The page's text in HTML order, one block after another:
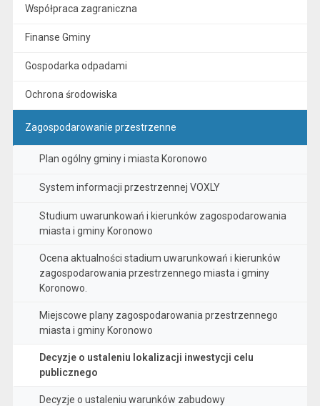
Współpraca zagraniczna
Finanse Gminy
Gospodarka odpadami
Ochrona środowiska
Zagospodarowanie przestrzenne
Plan ogólny gminy i miasta Koronowo
System informacji przestrzennej VOXLY
Studium uwarunkowań i kierunków zagospodarowania
miasta i gminy Koronowo
Ocena aktualności stadium uwarunkowań i kierunków
zagospodarowania przestrzennego miasta i gminy
Koronowo.
Miejscowe plany zagospodarowania przestrzennego
miasta i gminy Koronowo
Decyzje o ustaleniu lokalizacji inwestycji celu
publicznego
Decyzje o ustaleniu warunków zabudowy